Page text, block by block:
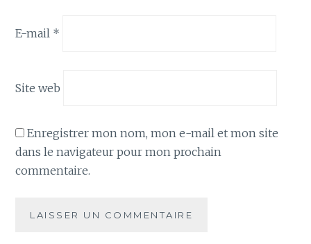
E-mail *
Site web
Enregistrer mon nom, mon e-mail et mon site
dans le navigateur pour mon prochain
commentaire.